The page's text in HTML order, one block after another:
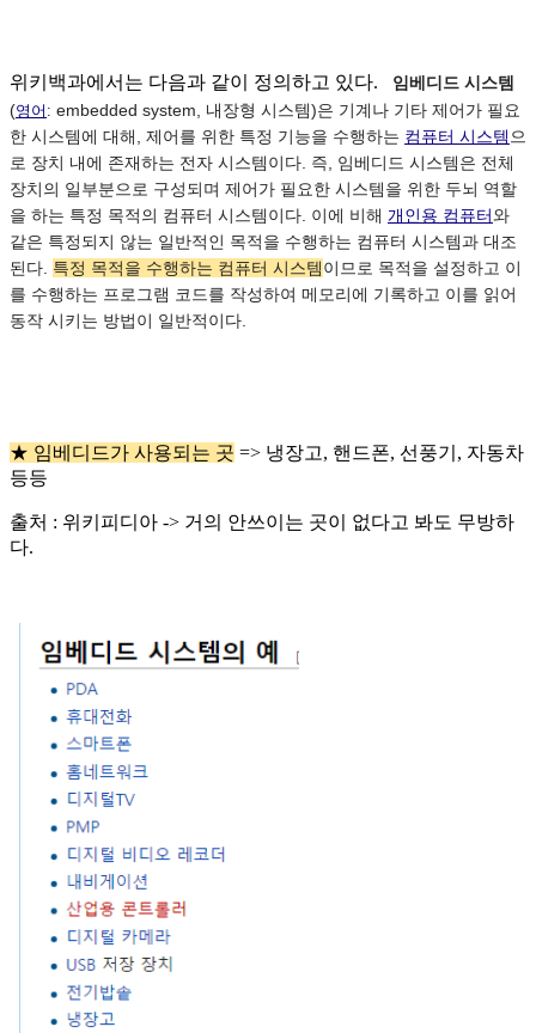
위키백과에서는 다음과 같이 정의하고 있다. 임베디드 시스템
(영어 : embedded system , 내장형 시스템)은 기계나 기타 제어가 필요
한 시스템에 대해, 제어를 위한 특정 기능을 수행하는 컴퓨터 시스템 으
로 장치 내에 존재하는 전자 시스템이다. 즉, 임베디드 시스템은 전체
장치의 일부분으로 구성되며 제어가 필요한 시스템을 위한 두뇌 역할
을 하는 특정 목적의 컴퓨터 시스템이다. 이에 비해 개인용 컴퓨터와
같은 특정되지 않는 일반적인 목적을 수행하는 컴퓨터 시스템과 대조
된다. 특정 목적을 수행하는 컴퓨터 시스템이므로 목적을 설정하고 이
를 수행하는 프로그램 코드를 작성하여 메모리에 기록하고 이를 읽어
동작 시키는 방법이 일반적이다.
★ 임베디드가 사용되는 곳 => 냉장고, 핸드폰, 선풍기, 자동차
등등
출처 : 위키피디아 -> 거의 안쓰이는 곳이 없다고 봐도 무방하
다.